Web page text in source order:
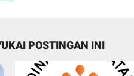
POSTINGAN INI